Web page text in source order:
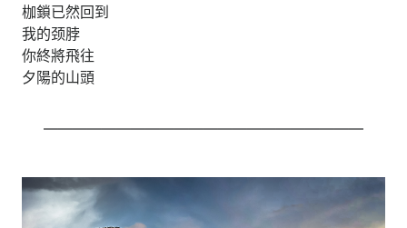
枷鎖已然回到
我的颈脖
你終將飛往
夕陽的山頭
——————————————————————